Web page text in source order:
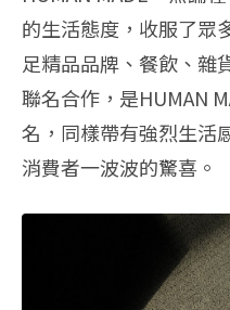
的生活態度， 收服了眾
足精品品牌、餐飲、雜
聯名合作，是HUMAN
名， 同樣帶有強烈生活
消費者一波波的驚喜。